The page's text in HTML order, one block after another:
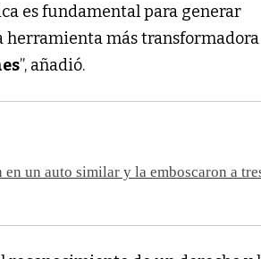
es fundamental para generar
herramienta más transformadora
”, añadió.
un auto similar y la emboscaron a